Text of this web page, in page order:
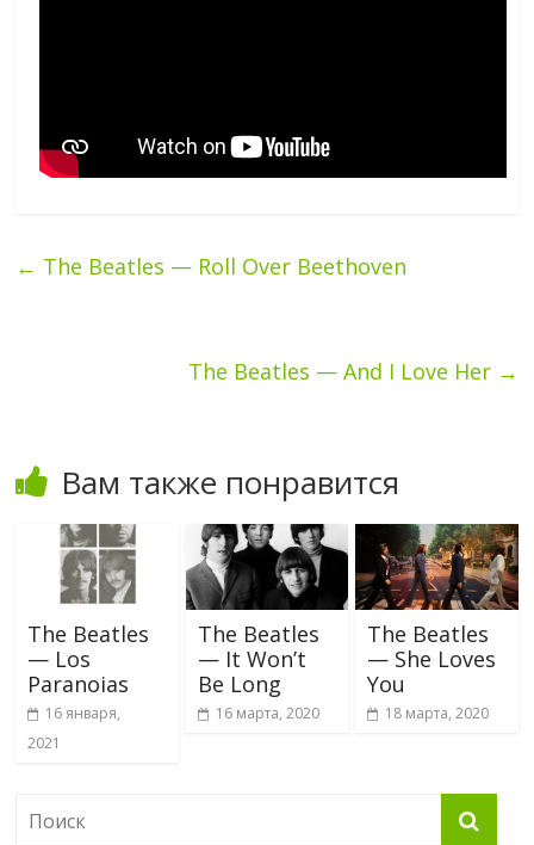
← The Beatles — Roll Over Beethoven
The Beatles — And I Love Her →
Вам также понравится
The Beatles
— Los
Paranoias
16 января,
2021
The Beatles
— It Won’t
Be Long
16 марта, 2020
The Beatles
— She Loves
You
18 марта, 2020